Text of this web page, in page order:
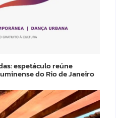
espetáculo reúne
do Rio de Janeiro